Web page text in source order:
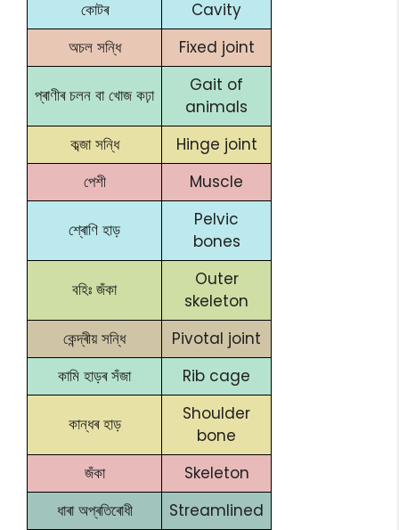
কোটৰ
Cavity
অচল সন্ধি
Fixed joint
প্ৰাণীৰ চলন বা খোজ কঢ়া
Gait of
animals
কব্জা সন্ধি
Hinge joint
পেশী
Muscle
শ্ৰোণি হাড়
Pelvic
bones
বহিঃ জঁকা
Outer
skeleton
কেন্দ্ৰীয় সন্ধি
Pivotal joint
কামি হাড়ৰ সঁজা
Rib cage
কান্ধৰ হাড়
Shoulder
bone
জঁকা
Skeleton
ধাৰা অপ্ৰতিৰোধী
Streamlined